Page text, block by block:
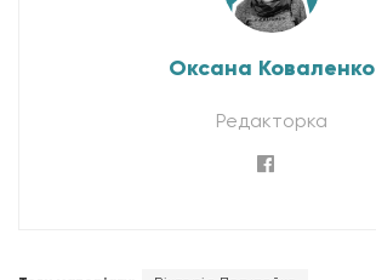
Оксана Коваленко
Редакторка